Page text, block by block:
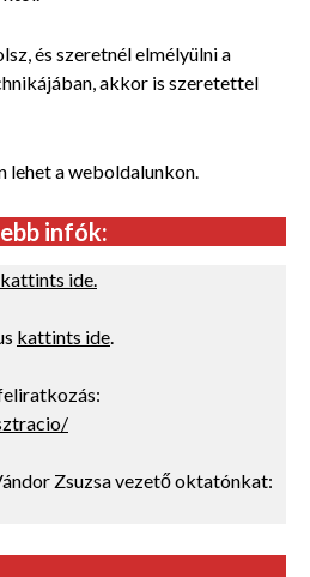
és szeretnél elmélyülni a
akkor is szeretettel
lehet a weboldalunkon.
infók:
kattints ide.
kattints ide
Zsuzsa vezető oktatónkat: